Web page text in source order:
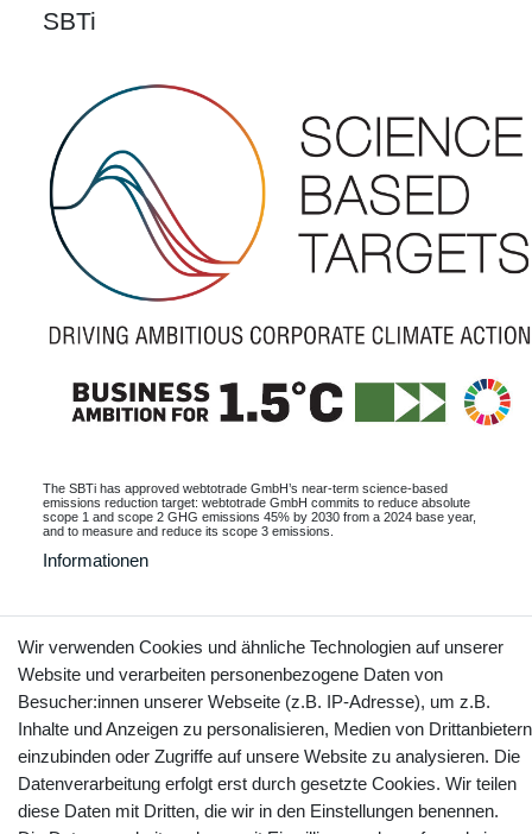
SBTi
The SBTi has approved webtotrade GmbH’s near-term science-based
emissions reduction target: webtotrade GmbH commits to reduce absolute
scope 1 and scope 2 GHG emissions 45% by 2030 from a 2024 base year,
and to measure and reduce its scope 3 emissions.
Informationen
Vertrag widerrufen Kontakt
YouTube Facebook Instagram
Wir verwenden Cookies und ähnliche Technologien auf unserer
Website und verarbeiten personenbezogene Daten von
Besucher:innen unserer Webseite (z.B. IP-Adresse), um z.B.
Inhalte und Anzeigen zu personalisieren, Medien von Drittanbietern
einzubinden oder Zugriffe auf unsere Website zu analysieren. Die
Datenverarbeitung erfolgt erst durch gesetzte Cookies. Wir teilen
diese Daten mit Dritten, die wir in den Einstellungen benennen.